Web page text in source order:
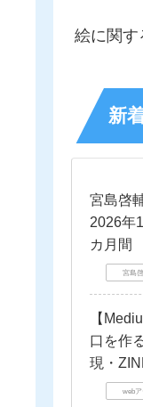
絵に関す
新
宮島啓
2026年
カ月間
宮島
【
口を作
現・
web